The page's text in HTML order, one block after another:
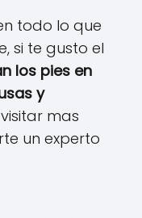
todo lo que
si te gusto el
los pies en
y
mas
un experto